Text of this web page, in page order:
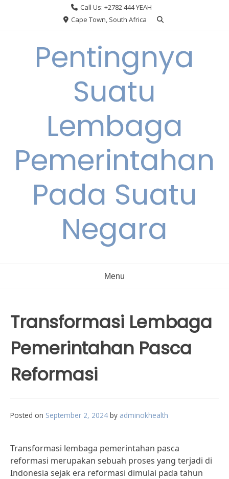
Call Us: +2782 444 YEAH
Cape Town, South Africa
Pentingnya
Suatu
Lembaga
Pemerintahan
Pada Suatu
Negara
Menu
Transformasi Lembaga
Pemerintahan Pasca
Reformasi
Posted on September 2, 2024 by adminokhealth
Transformasi lembaga pemerintahan pasca
reformasi merupakan sebuah proses yang terjadi di
Indonesia sejak era reformasi dimulai pada tahun